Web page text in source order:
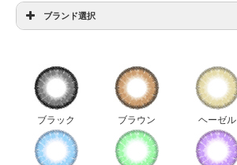
ブランド選択
ウィッチズポーチダリエクストラ全色比較
ウィッチズポーチビックスター全色比較
ウィッチズポーチマカロン全色比較
ウィッチズポーチミスカラコン全色比較
ブラック ヘーゼル
ブラウン